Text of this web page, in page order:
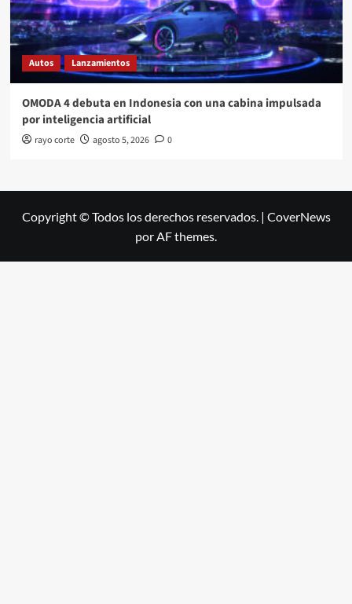
Autos Lanzamientos
OMODA 4 debuta en Indonesia con una cabina impulsada
por inteligencia artificial
rayo corte agosto 5, 2026 0
Copyright © Todos los derechos reservados. | CoverNews
por AF themes.